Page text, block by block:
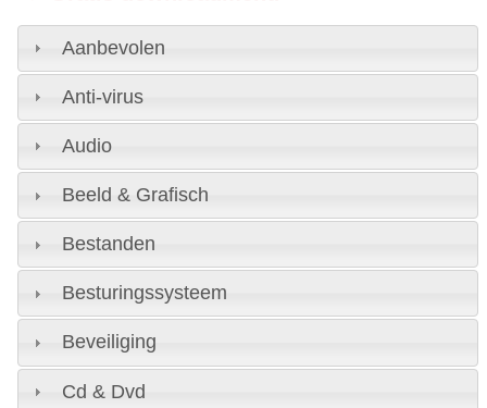
Aanbevolen
Anti-virus
Audio
Beeld & Grafisch
Bestanden
Besturingssysteem
Beveiliging
Cd & Dvd